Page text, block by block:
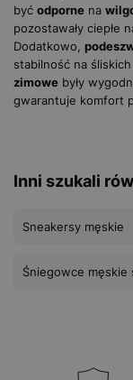
być odporne na
pozostawały ciepłe
Dodatkowo,
stabilność na
zimowe były
gwarantuje komfort
Inni szukali
Sneakersy męskie
Śniegowce męskie